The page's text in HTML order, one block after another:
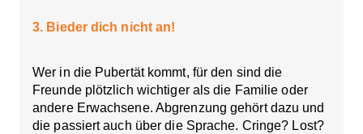
3. Bieder dich nicht an!
Wer in die Pubertät kommt, für den sind die
Freunde plötzlich wichtiger als die Familie oder
andere Erwachsene. Abgrenzung gehört dazu und
die passiert auch über die Sprache. Cringe? Lost?